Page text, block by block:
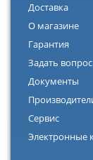
Доставка
О магазине
Гарантия
Задать вопрос
Документы
Сервис
Электронные